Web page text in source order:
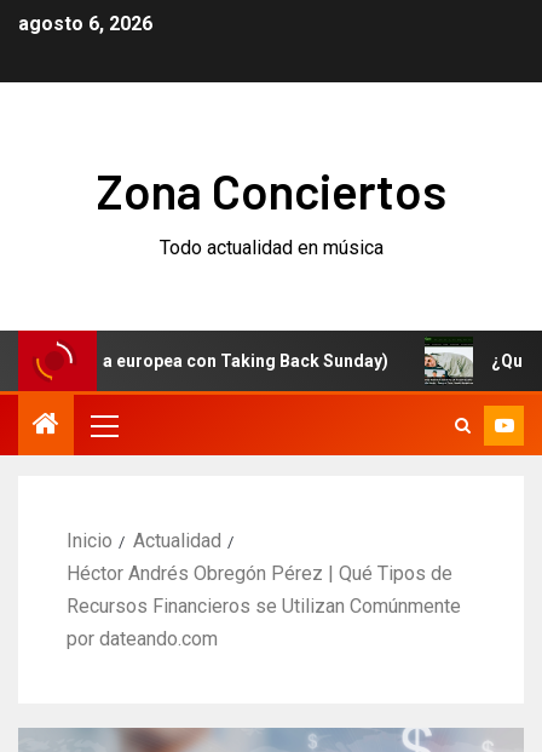
agosto 6, 2026
Zona Conciertos
Todo actualidad en música
europea con Taking Back Sunday) ¿Qué está
Inicio
Actualidad
Héctor Andrés Obregón Pérez | Qué Tipos de
Recursos Financieros se Utilizan Comúnmente
por dateando.com